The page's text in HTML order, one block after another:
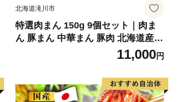
北海道滝川市
特選肉まん 150g 9個セット｜肉ま
ん 豚まん 中華まん 豚肉 北海道産
国産 滝川 小分け 個包装 簡単調理
レンジ レンチン 電子レンジ 時短 冷
おやつ 軽食
11,000円